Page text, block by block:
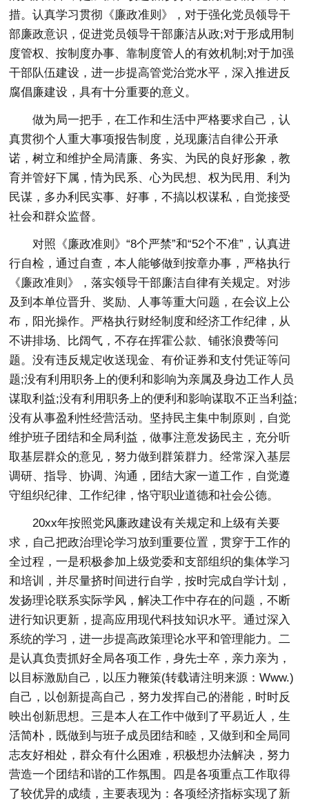
措。认真学习贯彻《廉政准则》，对于强化党员领导干
部廉政意识，促进党员领导干部廉洁从政;对于形成用制
度管权、按制度办事、靠制度管人的有效机制;对于加强
干部队伍建设，进一步提高管党治党水平，深入推进反
腐倡廉建设，具有十分重要的意义。
做为局一把手，在工作和生活中严格要求自己，认
真贯彻个人重大事项报告制度，兑现廉洁自律公开承
诺，树立和维护全局清廉、务实、为民的良好形象，教
育并管好下属，情为民系、心为民想、权为民用、利为
民谋，多办利民实事、好事，不搞以权谋私，自觉接受
社会和群众监督。
对照《廉政准则》“8个严禁”和“52个不准”，认真进
行自检，通过自查，本人能够做到按章办事，严格执行
《廉政准则》，落实领导干部廉洁自律有关规定。对涉
及到本单位晋升、奖励、人事等重大问题，在会议上公
布，阳光操作。严格执行财经制度和经济工作纪律，从
不讲排场、比阔气，不存在挥霍公款、铺张浪费等问
题。没有违反规定收送现金、有价证券和支付凭证等问
题;没有利用职务上的便利和影响为亲属及身边工作人员
谋取利益;没有利用职务上的便利和影响谋取不正当利益;
没有从事盈利性经营活动。坚持民主集中制原则，自觉
维护班子团结和全局利益，做事注意发扬民主，充分听
取基层群众的意见，努力做到群策群力。经常深入基层
调研、指导、协调、沟通，团结大家一道工作，自觉遵
守组织纪律、工作纪律，恪守职业道德和社会公德。
20xx年按照党风廉政建设有关规定和上级有关要
求，自己把政治理论学习放到重要位置，贯穿于工作的
全过程，一是积极参加上级党委和支部组织的集体学习
和培训，并尽量挤时间进行自学，按时完成自学计划，
发扬理论联系实际学风，解决工作中存在的问题，不断
进行知识更新，提高应用现代科技知识水平。通过深入
系统的学习，进一步提高政策理论水平和管理能力。二
是认真负责抓好全局各项工作，身先士卒，亲力亲为，
以目标激励自己，以压力鞭策(转载请注明来源：Www.)
自己，以创新提高自己，努力发挥自己的潜能，时时反
映出创新思想。三是本人在工作中做到了平易近人，生
活简朴，既做到与班子成员团结和睦，又做到和全局同
志友好相处，群众有什么困难，积极想办法解决，努力
营造一个团结和谐的工作氛围。四是各项重点工作取得
了较优异的成绩，主要表现为：各项经济指标实现了新